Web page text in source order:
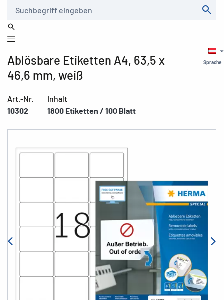
Sprache
Ablösbare Etiketten A4, 63,5 x
46,6 mm, weiß
Art.-Nr.
10302
Inhalt
1800 Etiketten / 100 Blatt